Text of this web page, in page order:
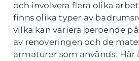
och involvera flera olika
finns olika typer av
vilka kan variera beroende
av renoveringen och de
armaturer som används. Här